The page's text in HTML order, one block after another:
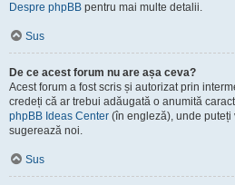
Despre phpBB pentru mai multe detalii.
Sus
De ce acest forum nu are așa ceva?
Acest forum a fost scris și autorizat prin
credeți că ar trebui adăugată o anumită
phpBB Ideas Center (în engleză), unde puteți
sugerează noi.
Sus